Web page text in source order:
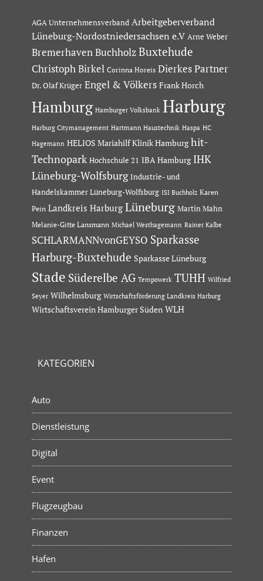
AGA Unternehmensverband Arbeitgeberverband
Lüneburg-Nordostniedersachsen e.V Arne Weber
Bremerhaven Buchholz Buxtehude
Christoph Birkel Corinna Horeis Dierkes Partner
Dr. Olaf Krüger Engel & Völkers Frank Horch
Hamburg Hamburger Volksbank Harburg
Harburg Citymanagement Hartmann Haustechnik Haspa HC
Hagemann HELIOS Mariahilf Klinik Hamburg hit-
Technopark Hochschule 21 IBA Hamburg IHK
Lüneburg-Wolfsburg Industrie- und
Handelskammer Lüneburg-Wolfsburg ISI Buchholz Karen
Pein Landkreis Harburg Lüneburg Martin Mahn
Melanie-Gitte Lansmann Michael Westhagemann Rainer Kalbe
SCHLARMANNvonGEYSO Sparkasse
Harburg-Buxtehude Sparkasse Lüneburg
Stade Süderelbe AG Tempowerk TUHH Wilfried
Seyer Wilhelmsburg Wirtschaftsförderung Landkreis Harburg
Wirtschaftsverein Hamburger Süden WLH
KATEGORIEN
Auto
Dienstleistung
Digital
Event
Flugzeugbau
Finanzen
Hafen